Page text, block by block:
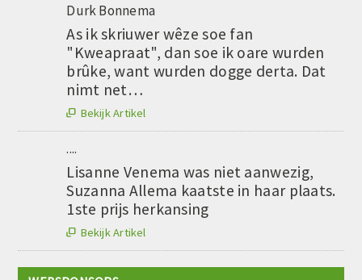
Durk Bonnema
As ik skriuwer wêze soe fan
"Kweapraat", dan soe ik oare wurden
brûke, want wurden dogge derta. Dat
nimt net…
 Bekijk Artikel
....
Lisanne Venema was niet aanwezig,
Suzanna Allema kaatste in haar plaats.
1ste prijs herkansing
 Bekijk Artikel